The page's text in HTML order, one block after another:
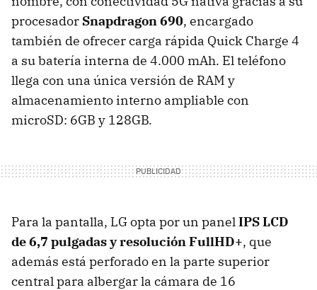
procesador Snapdragon 690, encargado
también de ofrecer carga rápida Quick Charge 4
a su batería interna de 4.000 mAh. El teléfono
llega con una única versión de RAM y
almacenamiento interno ampliable con
microSD: 6GB y 128GB.
Para la pantalla, LG opta por un panel IPS LCD
de 6,7 pulgadas y resolución FullHD+, que
además está perforado en la parte superior
central para albergar la cámara de 16